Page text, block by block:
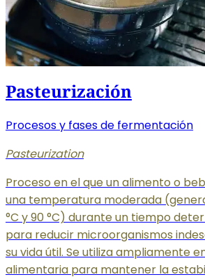
Pasteurización
Procesos y fases de fermentación
Pasteurization
Proceso en el que un alimento o
una temperatura moderada
°C y 90 °C) durante un tiempo
para reducir microorganismos
su vida útil. Se utiliza ampliamente
alimentaria para mantener la